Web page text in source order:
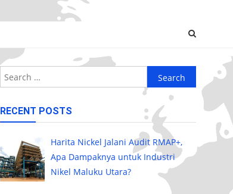
Search
for:
RECENT POSTS
Harita Nickel Jalani Audit RMAP+,
Apa Dampaknya untuk Industri
Nikel Maluku Utara?